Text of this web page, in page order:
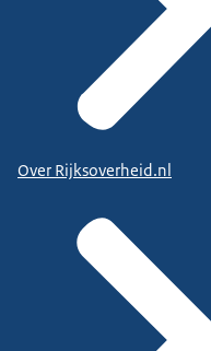
Over Rijksoverheid.nl